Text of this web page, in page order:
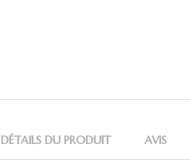
DÉTAILS DU PRODUIT AVIS